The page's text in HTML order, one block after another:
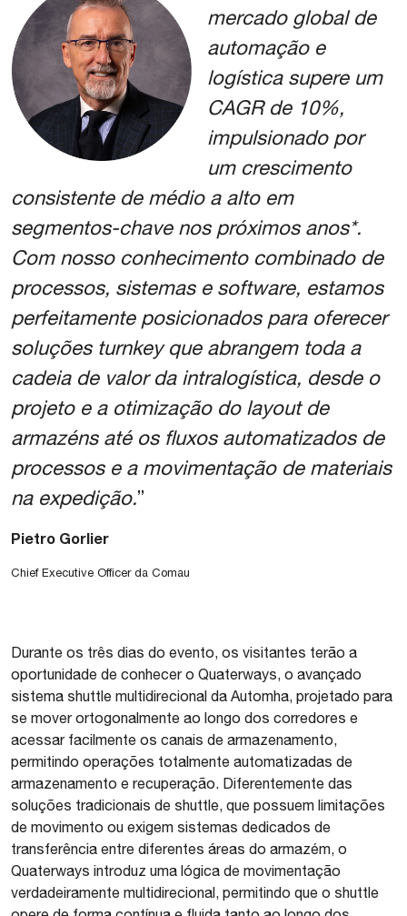
mercado global de
automação e
logística supere um
CAGR de 10%,
impulsionado por
um crescimento
consistente de médio a alto em
segmentos-chave nos próximos anos*.
Com nosso conhecimento combinado de
processos, sistemas e software, estamos
perfeitamente posicionados para oferecer
soluções turnkey que abrangem toda a
cadeia de valor da intralogística, desde o
projeto e a otimização do layout de
armazéns até os fluxos automatizados de
processos e a movimentação de materiais
na expedição.”
Pietro Gorlier
Chief Executive Officer da Comau
Durante os três dias do evento, os visitantes terão a
oportunidade de conhecer o Quaterways, o avançado
sistema shuttle multidirecional da Automha, projetado para
se mover ortogonalmente ao longo dos corredores e
acessar facilmente os canais de armazenamento,
permitindo operações totalmente automatizadas de
armazenamento e recuperação. Diferentemente das
soluções tradicionais de shuttle, que possuem limitações
de movimento ou exigem sistemas dedicados de
transferência entre diferentes áreas do armazém, o
Quaterways introduz uma lógica de movimentação
verdadeiramente multidirecional, permitindo que o shuttle